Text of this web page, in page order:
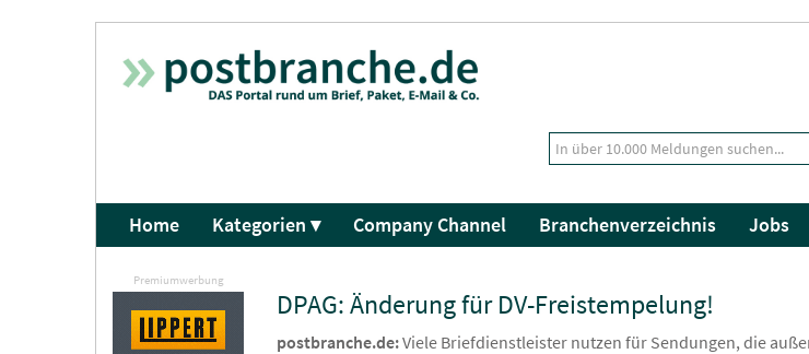
Home Kategorien ▾ Company Channel Branchenverzeichnis Jobs
Premiumwerbung
DPAG: Änderung für DV-Freistempelung!
postbranche.de:Viele Briefdienstleister nutzen für Sendungen, die